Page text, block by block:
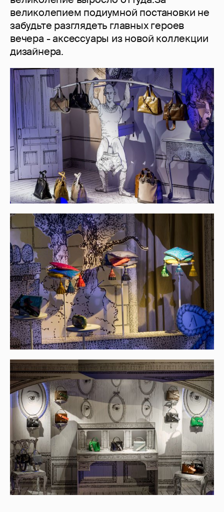
великолепием подиумной постановки не
забудьте разглядеть главных героев
вечера - аксессуары из новой коллекции
дизайнера.